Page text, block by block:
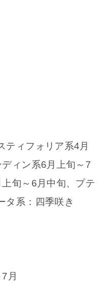
ティフォリア系4月
ィン系6月上旬～7
旬～6月中旬、プテ
タ系：四季咲き
月